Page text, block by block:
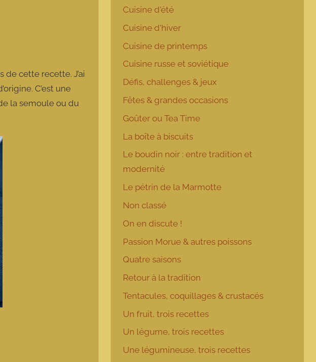
cette recette. J’ai
C’est une
la semoule ou du
Cuisine d'été
Cuisine d'hiver
Cuisine de printemps
Cuisine russe et soviétique
Défis, challenges & jeux
Fêtes & grandes occasions
Goûter ou Tea Time
La boîte à biscuits
Le boudin noir : entre tradition et
modernité
Le pétrin de la Marmotte
Non classé
On en discute !
Passion Morue & autres poissons
Quatre saisons
Retour à la tradition
Tentacules, coquillages & crustacés
Un fruit, trois recettes
Un légume, trois recettes
Une légumineuse, trois recettes